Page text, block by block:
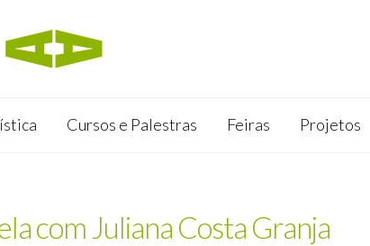
Cursos e Palestras Feiras Projetos
com Juliana Costa Granja